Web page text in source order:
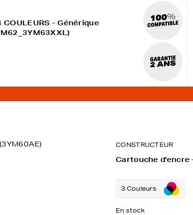
- Générique
CONSTRUCTEUR
Cartouche d'encre
3 Couleurs
En stock